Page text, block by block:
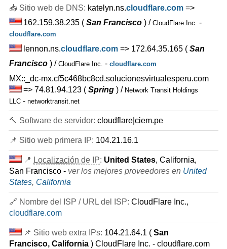
📥 Sitio web de DNS: katelyn.ns.cloudflare.com =>
162.159.38.235 ( San Francisco ) / CloudFlare Inc. -
cloudflare.com
lennon.ns.cloudflare.com => 172.64.35.165 ( San
Francisco ) / CloudFlare Inc. - cloudflare.com
MX::_dc-mx.cf5c468bc8cd.solucionesvirtualesperu.com
=> 74.81.94.123 ( Spring ) / Network Transit Holdings
LLC - networktransit.net
🔨 Software de servidor: cloudflare|ciem.pe
📌 Sitio web primera IP: 104.21.16.1
📍 Localización de IP: United States, California,
San Francisco - ver los mejores proveedores en United
States, California
🔗 Nombre del ISP / URL del ISP: CloudFlare Inc.,
cloudflare.com
📌 Sitio web extra IPs: 104.21.64.1 ( San
Francisco, California ) CloudFlare Inc. - cloudflare.com